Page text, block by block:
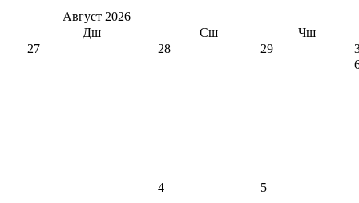
Август 2026
Дш
Сш
Чш
27
28 29
4 5